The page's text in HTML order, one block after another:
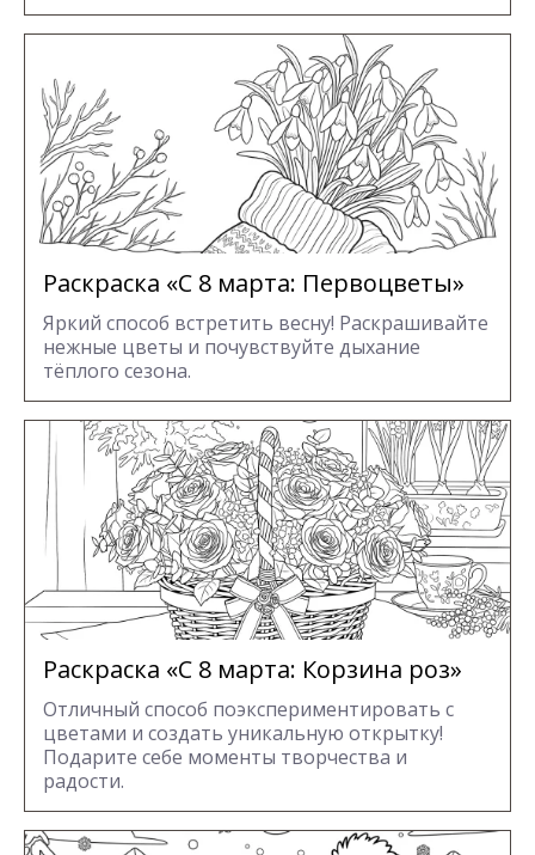
Раскраска «С 8 марта: Первоцветы»
Яркий способ встретить весну! Раскрашивайте
нежные цветы и почувствуйте дыхание
тёплого сезона.
Раскраска «С 8 марта: Корзина роз»
Отличный способ поэкспериментировать с
цветами и создать уникальную открытку!
Подарите себе моменты творчества и
радости.